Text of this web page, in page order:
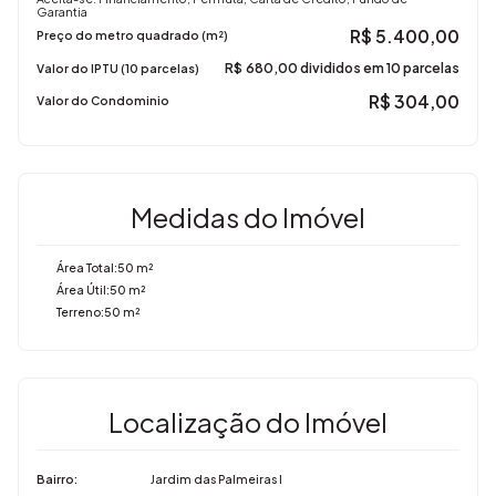
🔐 Portaria 24 horas
🚪 Portão eletrônico
📞 Interfone
⚡ Cerca elétrica
🛒 Micro market
🛗 02 elevadores
📍 Localizado no bairro Jardim das Palmeiras, em Nova
lotérica, restaurantes e diversos comércios e serviços
Garantia
Preço do metro quadrado (m²)
R$ 5.400,00
Valor do IPTU (10 parcelas) R$ 680,00 divididos em 10 parcelas
Valor do Condominio R$ 304,00
Medidas do Imóvel
Área Total:50 m²
Área Útil:50 m²
Terreno:50 m²
Localização do Imóvel
Bairro: Jardim das Palmeiras I